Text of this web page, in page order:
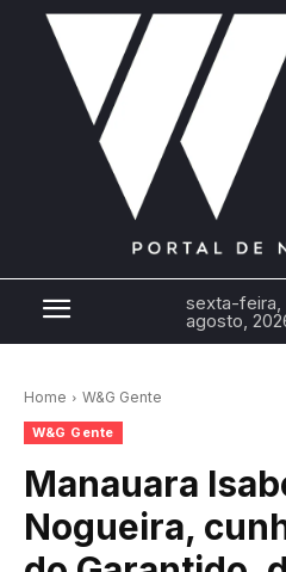
sexta-feira,
agosto,
Home W&G Gente
W&G Gente
Manauara
Nogueira,